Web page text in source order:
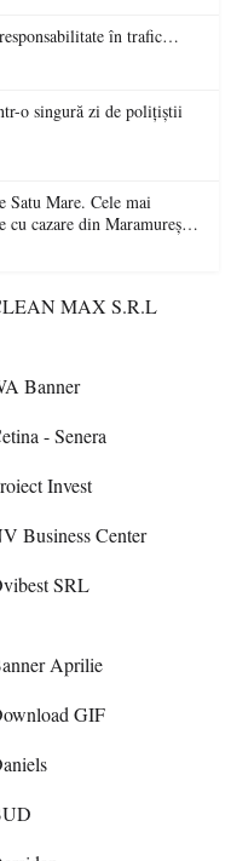
Polițiștii sătmăreni fac apel la responsabilitate în trafic…
o singură zi de polițiștii
Satu Mare. Cele mai
cu cazare din Maramureș,